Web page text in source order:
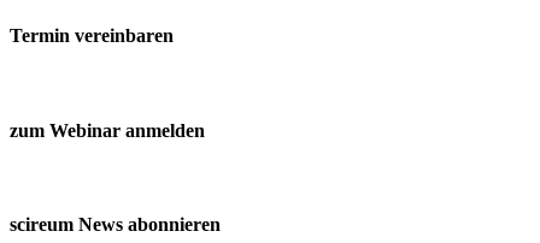
Termin vereinbaren
zum Webinar anmelden
scireum News abonnieren